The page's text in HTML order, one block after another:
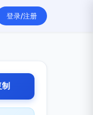
登录/注册